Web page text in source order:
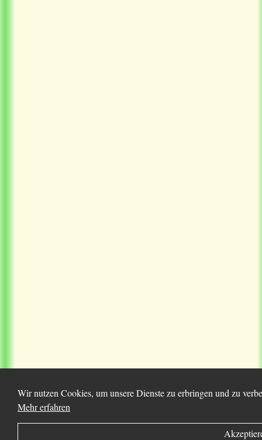
Wir nutzen Cookies, um unsere Dienste zu erbringen und zu
Mehr erfahren